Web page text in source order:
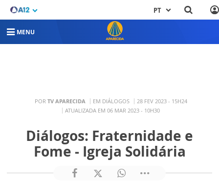
PT
MENU
POR TV APARECIDA EM DIÁLOGOS
28 FEV 2023 - 15H24
ATUALIZADA EM 06 MAR 2023 - 10H30
Diálogos: Fraternidade e
Fome - Igreja Solidária